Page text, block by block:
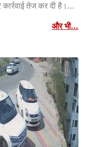
तेज कर दी है।
अशोक रत्न ने बताया
से जुड़े लोगों को
और भी...